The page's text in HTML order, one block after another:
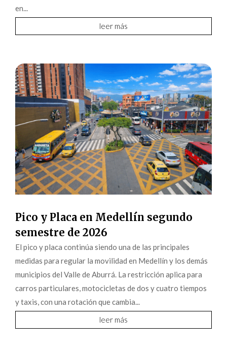
en...
leer más
Pico y Placa en Medellín segundo
semestre de 2026
El pico y placa continúa siendo una de las principales
medidas para regular la movilidad en Medellín y los demás
municipios del Valle de Aburrá. La restricción aplica para
carros particulares, motocicletas de dos y cuatro tiempos
y taxis, con una rotación que cambia...
leer más